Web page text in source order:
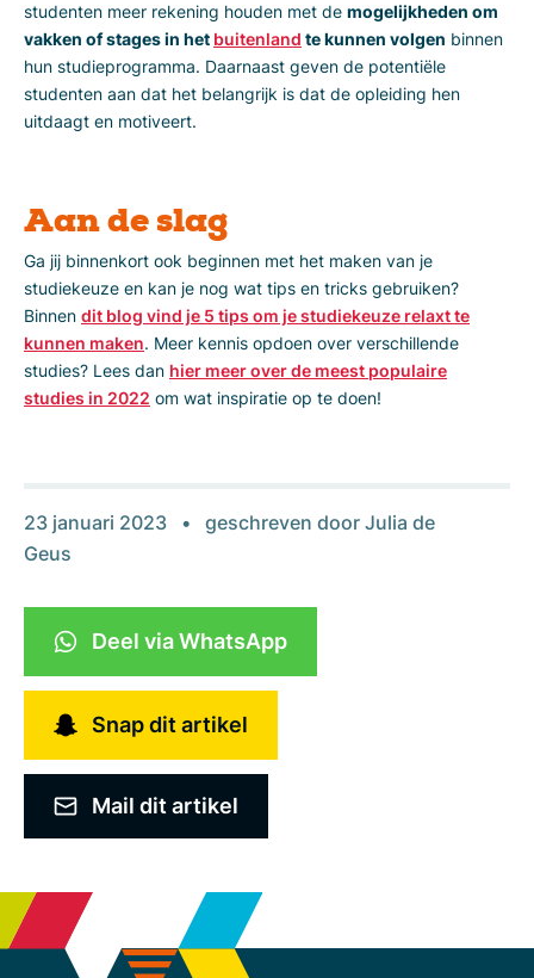
studenten meer rekening houden met de mogelijkheden om
vakken of stages in het buitenland te kunnen volgen binnen
hun studieprogramma. Daarnaast geven de potentiële
studenten aan dat het belangrijk is dat de opleiding hen
uitdaagt en motiveert.
Aan de slag
Ga jij binnenkort ook beginnen met het maken van je
studiekeuze en kan je nog wat tips en tricks gebruiken?
Binnen dit blog vind je 5 tips om je studiekeuze relaxt te
kunnen maken. Meer kennis opdoen over verschillende
studies? Lees dan hier meer over de meest populaire
studies in 2022 om wat inspiratie op te doen!
23 januari 2023 geschreven door Julia de
Geus
Deel via WhatsApp
Snap dit artikel
Mail dit artikel